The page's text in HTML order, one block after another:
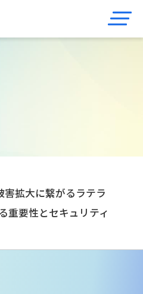
拡大に繋がるラテラ
重要性とセキュリティ